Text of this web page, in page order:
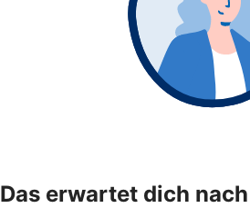
Das erwartet dich